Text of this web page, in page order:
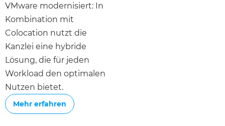
VMware modernisiert: In
Kombination mit
Colocation nutzt die
Kanzlei eine hybride
Lösung, die für jeden
Workload den optimalen
Nutzen bietet.
Mehr erfahren